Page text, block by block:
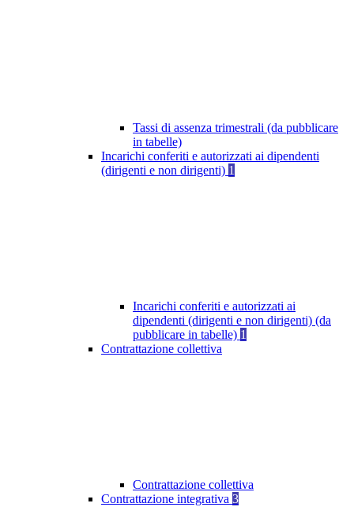
Tassi di assenza trimestrali (da pubblicare
in tabelle)
Incarichi conferiti e autorizzati ai dipendenti
(dirigenti e non dirigenti) 1
Incarichi conferiti e autorizzati ai
dipendenti (dirigenti e non dirigenti) (da
pubblicare in tabelle) 1
Contrattazione collettiva
Contrattazione collettiva
Contrattazione integrativa 3